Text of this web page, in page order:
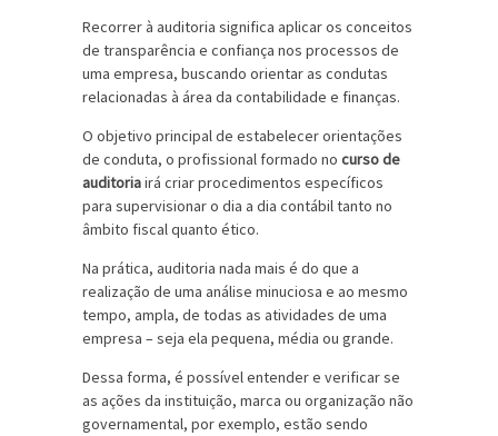
Recorrer à auditoria significa aplicar os conceitos
de transparência e confiança nos processos de
uma empresa, buscando orientar as condutas
relacionadas à área da contabilidade e finanças.
O objetivo principal de estabelecer orientações
de conduta, o profissional formado no curso de
auditoriairá criar procedimentos específicos
para supervisionar o dia a dia contábil tanto no
âmbito fiscal quanto ético.
Na prática, auditoria nada mais é do que a
realização de uma análise minuciosa e ao mesmo
tempo, ampla, de todas as atividades de uma
empresa – seja ela pequena, média ou grande.
Dessa forma, é possível entender e verificar se
as ações da instituição, marca ou organização não
governamental, por exemplo, estão sendo